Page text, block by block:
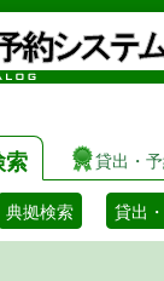
索 貸出・
典拠検索 貸出